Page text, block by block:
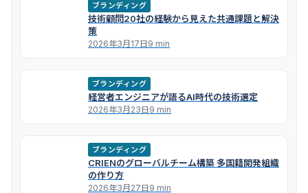
ブランディング
技術顧問20社の経験から見えた共通課題と解決
策
2026年3月17日9 min
ブランディング
経営者エンジニアが語るAI時代の技術選定
2026年3月23日9 min
ブランディング
CRIENのグローバルチーム構築 多国籍開発組織
の作り方
2026年3月27日9 min